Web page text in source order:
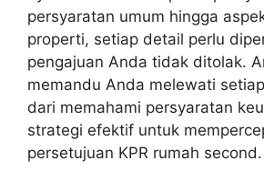
persyaratan umum hingga
properti, setiap detail perlu
pengajuan Anda tidak ditolak.
memandu Anda melewati
dari memahami persyaratan
strategi efektif untuk
persetujuan KPR rumah second.